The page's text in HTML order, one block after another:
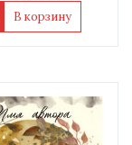
В корзину